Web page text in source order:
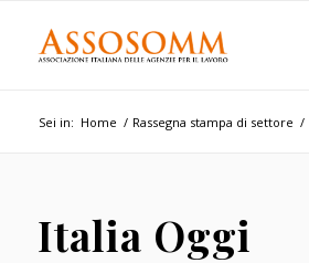
Sei in: Home / Rassegna stampa di settore /
Italia Oggi